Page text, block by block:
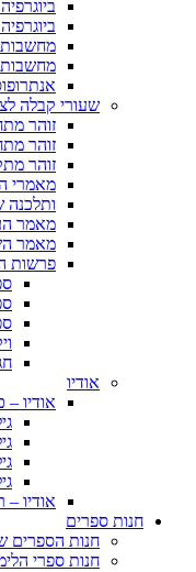
ביוגרפיה
ביוגרפיה
מחשבות
מחשבות
שעורי קבלה
זוהר
זוהר
זוהר
מאמרי
ותלכנה
מאמר
מאמר
פרשות
אודיו
אודיו –
אודיו –
חנות ספרים
חנות הספרים
חנות ספרי